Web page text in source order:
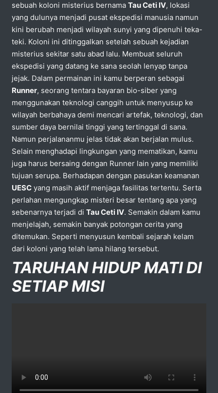
sebuah koloni misterius bernama Tau Ceti IV, lokasi
yang dulunya menjadi pusat ekspedisi manusia namun
kini berubah menjadi wilayah sunyi yang dipenuhi teka-
teki. Koloni ini ditinggalkan setelah sebuah kejadian
misterius sekitar satu abad lalu. Membuat seluruh
ekspedisi yang datang ke sana seolah lenyap tanpa
jejak. Dalam permainan ini kamu berperan sebagai
Runner, seorang tentara bayaran bio-siber yang
menggunakan teknologi canggih untuk menyusup ke
wilayah berbahaya demi mencari artefak, teknologi, dan
sumber daya bernilai tinggi yang tertinggal di sana.
Namun perjalananmu jelas tidak akan berjalan mulus.
Selain menghadapi lingkungan yang mematikan, kamu
juga harus bersaing dengan Runner lain yang memiliki
tujuan serupa. Berhadapan dengan pasukan keamanan
UESC yang masih aktif menjaga fasilitas tertentu. Serta
perlahan mengungkap misteri besar tentang apa yang
sebenarnya terjadi di Tau Ceti IV. Semakin dalam kamu
menjelajah, semakin banyak potongan cerita yang
ditemukan. Seperti menyusun kembali sejarah kelam
dari koloni yang telah lama hilang tersebut.
TARUHAN HIDUP MATI DI
SETIAP MISI